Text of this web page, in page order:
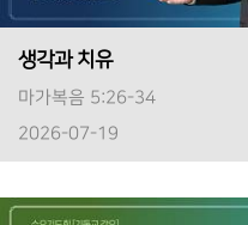
생각과 치유
마가복음 5:26-34
2026-07-19